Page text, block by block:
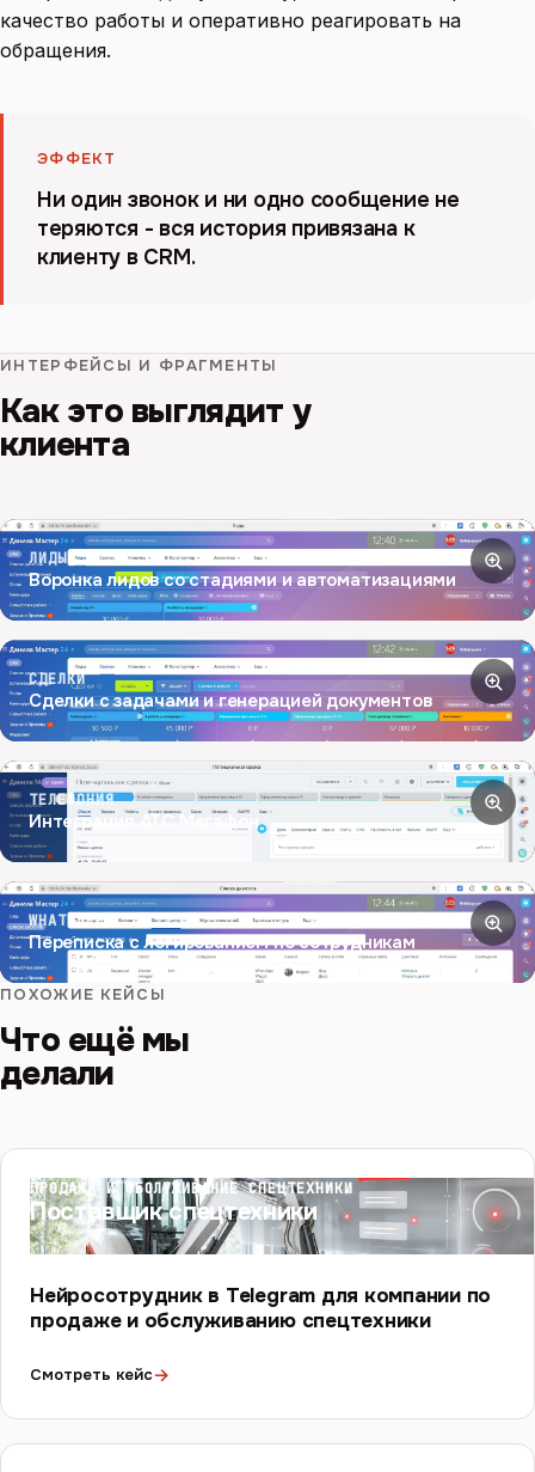
качество работы и оперативно реагировать на
обращения.
ЭФФЕКТ
Ни один звонок и ни одно сообщение не
теряются - вся история привязана к
клиенту в CRM.
ИНТЕРФЕЙСЫ И ФРАГМЕНТЫ
Как это выглядит у
клиента
ЛИДЫ
Воронка лидов со стадиями и автоматизациями
СДЕЛКИ
Сделки с задачами и генерацией документов
ТЕЛЕФОНИЯ
Интеграция АТС Мегафон
WHATSAPP
Переписка с логированием по сотрудникам
ПОХОЖИЕ КЕЙСЫ
Что ещё мы
делали
ПРОДАЖА И ОБСЛУЖИВАНИЕ СПЕЦТЕХНИКИ
Поставщик спецтехники
Нейросотрудник в Telegram для компании по
продаже и обслуживанию спецтехники
Смотреть кейс→